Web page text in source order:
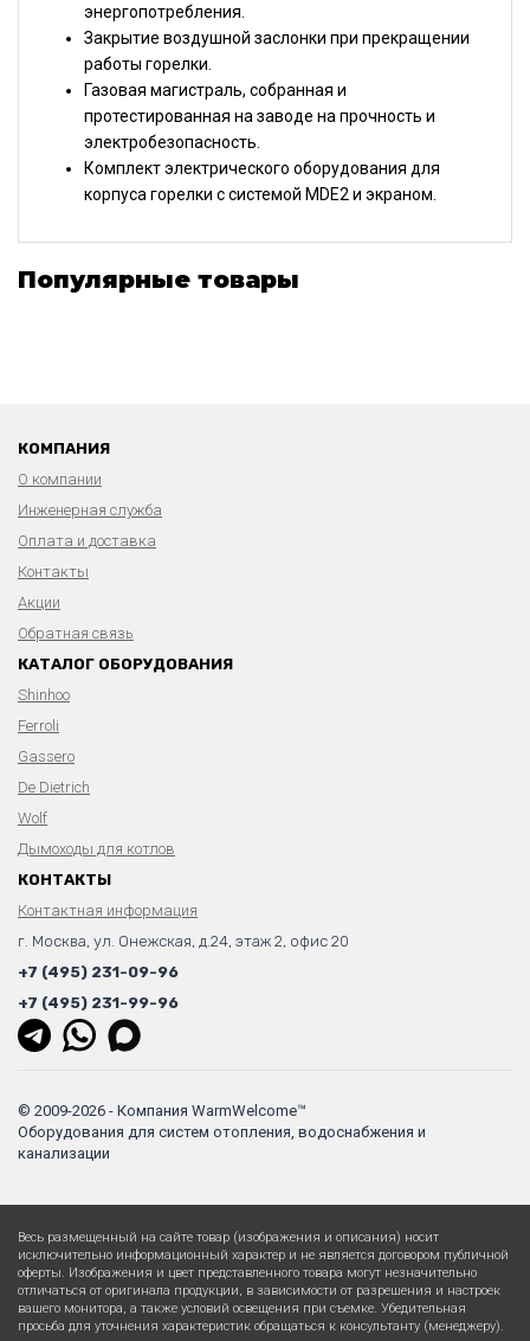
энергопотребления.
Закрытие воздушной заслонки при прекращении
работы горелки.
Газовая магистраль, собранная и
протестированная на заводе на прочность и
электробезопасность.
Комплект электрического оборудования для
корпуса горелки с системой MDE2 и экраном.
Популярные товары
КОМПАНИЯ
О компании
Инженерная служба
Оплата и доставка
Контакты
Акции
Обратная связь
КАТАЛОГ ОБОРУДОВАНИЯ
Shinhoo
Ferroli
Gassero
De Dietrich
Wolf
Дымоходы для котлов
КОНТАКТЫ
Контактная информация
г. Москва, ул. Онежская, д.24, этаж 2, офис 20
+7 (495) 231-09-96
+7 (495) 231-99-96
© 2009-2026 - Компания WarmWelcome™
Оборудования для систем отопления, водоснабжения и
канализации
Весь размещенный на сайте товар (изображения и описания) носит
исключительно информационный характер и не является договором публичной
оферты. Изображения и цвет представленного товара могут незначительно
отличаться от оригинала продукции, в зависимости от разрешения и настроек
вашего монитора, а также условий освещения при съемке. Убедительная
просьба для уточнения характеристик обращаться к консультанту (менеджеру).